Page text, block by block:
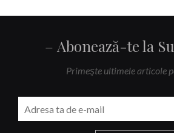
Abonează-te la
Primeşte ultimele articole